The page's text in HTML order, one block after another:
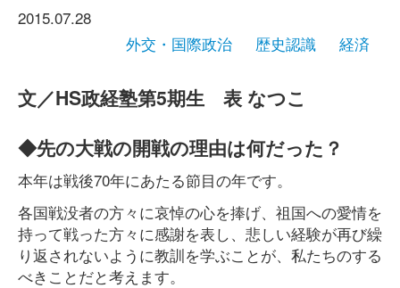
2015.07.28
外交・国際政治
歴史認識 経済
文／HS政経塾第5期生 表 なつこ
◆先の大戦の開戦の理由は何だった？
本年は戦後70年にあたる節目の年です。
各国戦没者の方々に哀悼の心を捧げ、祖国への愛情を
持って戦った方々に感謝を表し、悲しい経験が再び繰
り返されないように教訓を学ぶことが、私たちのする
べきことだと考えます。